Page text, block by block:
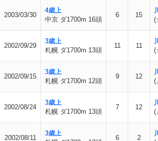
2003/03/30
4歳上
中京 ダ1700m 16頭
6 15
2002/09/29
3歳上
札幌 ダ1700m 13頭
11 11
2002/09/15
3歳上
札幌 ダ1700m 12頭
9 12
2002/08/24
3歳上
札幌 ダ1700m 13頭
7 12
2002/08/11
3歳上
6 2